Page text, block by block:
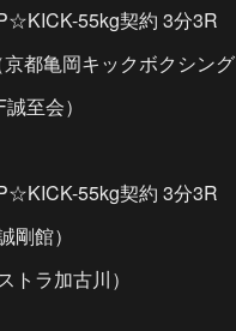
55kg契約 3分3R
都亀岡キックボクシング
至会）
55kg契約 3分3R
館）
ラ加古川）